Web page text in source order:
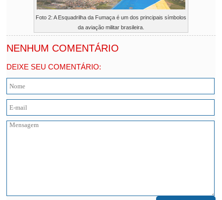
Foto 2: A Esquadrilha da Fumaça é um dos principais símbolos
da aviação militar brasileira.
NENHUM COMENTÁRIO
DEIXE SEU COMENTÁRIO: